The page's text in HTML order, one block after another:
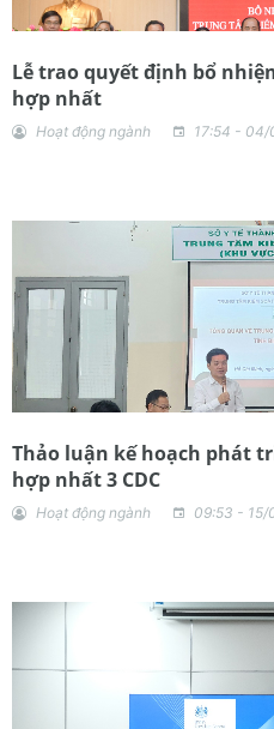
Lễ trao quyết định bổ
hợp nhất
Hoạt động ngành 17:54 - 04/
Thảo luận kế hoạch phát
hợp nhất 3 CDC
Hoạt động ngành 09:53 - 15/